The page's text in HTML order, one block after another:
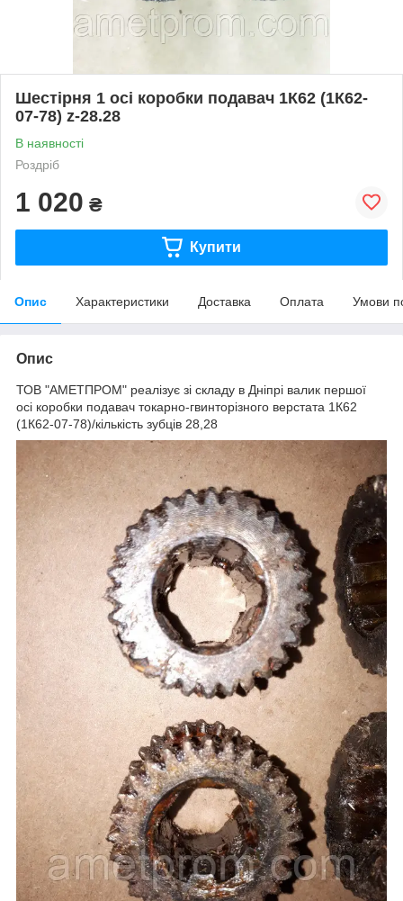
Шестірня 1 осі коробки подавач 1К62 (1К62-
07-78) z-28.28
В наявності
Роздріб
1 020 ₴
Купити
Опис Характеристики Доставка Оплата Умови
Опис
ТОВ "АМЕТПРОМ" реалізує зі складу в Дніпрі валик першої
осі коробки подавач токарно-гвинторізного верстата 1К62
(1К62-07-78)/кількість зубців 28,28